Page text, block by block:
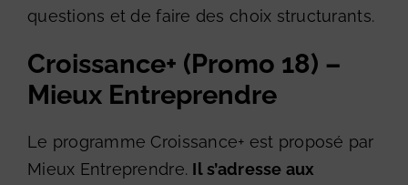
questions et de faire des choix structurants.
Croissance+ (Promo 18) –
Mieux Entreprendre
Le programme Croissance+ est proposé par
Mieux Entreprendre. Il s’adresse aux